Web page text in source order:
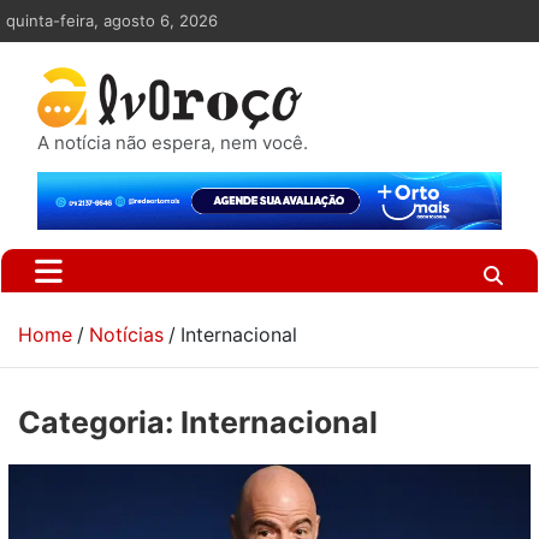
Skip
to
content
quinta-feira, agosto 6, 2026
A notícia não espera, nem você.
Home Notícias Internacional
Categoria: Internacional